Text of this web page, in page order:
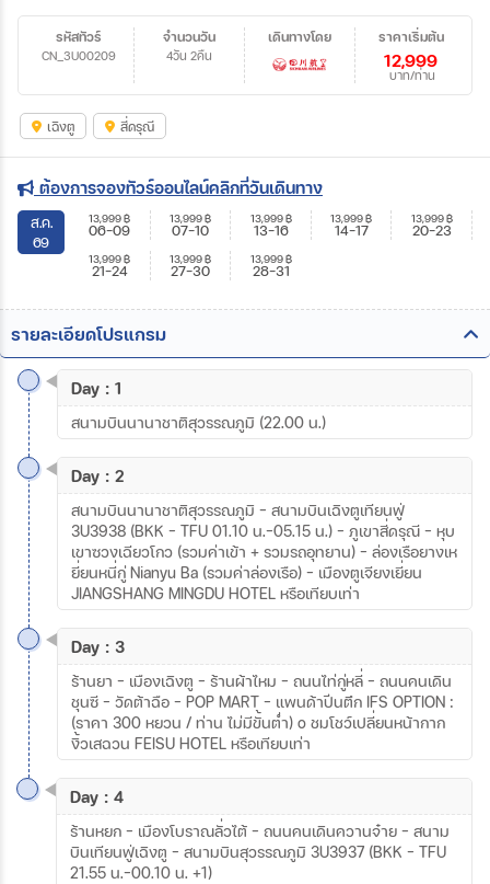
รหัสทัวร์
CN_3U00209
จำนวนวัน
4วัน 2คืน
ราคาเริ่มต้น
12,999
บาท/ท่าน
เดินทางโดย
เฉิงตู สี่ดรุณี
ต้องการจองทัวร์ออนไลน์คลิกที่วันเดินทาง
ส.ค.
69
13,999฿
06-09
13,999฿
07-10
13,999฿
13-16
13,999฿
14-17
13,999฿
20-23
13,999฿
21-24
13,999฿
27-30
13,999฿
28-31
รายละเอียดโปรแกรม
Day : 1
สนามบินนานาชาติสุวรรณภูมิ (22.00 น.)
Day : 2
สนามบินนานาชาติสุวรรณภูมิ - สนามบินเฉิงตูเทียนฟู่
3U3938 (BKK – TFU 01.10 น.-05.15 น.) – ภูเขาสี่ดรุณี – หุบ
เขาซวงเฉียวโกว (รวมค่าเข้า + รวมรถอุทยาน) – ล่องเรือยางเห
ยี่ยนหนี่กู่ Nianyu Ba (รวมค่าล่องเรือ) - เมืองตูเจียงเยี่ยน
JIANGSHANG MINGDU HOTEL หรือเทียบเท่า
Day : 3
ร้านยา - เมืองเฉิงตู - ร้านผ้าไหม – ถนนไท่กู่หลี่ - ถนนคนเดิน
ชุนซี – วัดต้าฉือ – POP MART - แพนด้าปีนตึก IFS OPTION :
(ราคา 300 หยวน / ท่าน ไม่มีขั้นต่ำ) o ชมโชว์เปลี่ยนหน้ากาก
งิ้วเสฉวน FEISU HOTEL หรือเทียบเท่า
Day : 4
ร้านหยก – เมืองโบราณลั่วไต้ - ถนนคนเดินควานจ๋าย – สนาม
บินเทียนฟู่เฉิงตู - สนามบินสุวรรณภูมิ 3U3937 (BKK – TFU
21.55 น.-00.10 น. +1)